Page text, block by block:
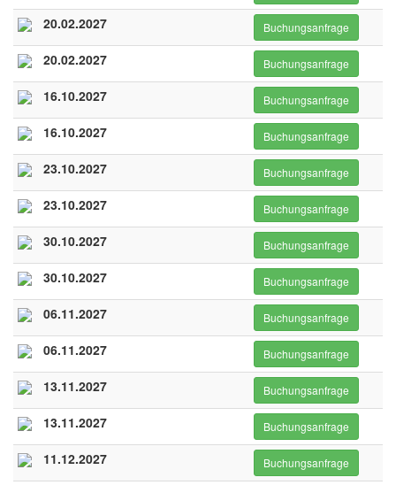
20.02.2027 Buchungsanfrage
20.02.2027 Buchungsanfrage
16.10.2027 Buchungsanfrage
16.10.2027 Buchungsanfrage
23.10.2027 Buchungsanfrage
23.10.2027 Buchungsanfrage
30.10.2027 Buchungsanfrage
30.10.2027 Buchungsanfrage
06.11.2027 Buchungsanfrage
06.11.2027 Buchungsanfrage
13.11.2027 Buchungsanfrage
13.11.2027 Buchungsanfrage
11.12.2027 Buchungsanfrage